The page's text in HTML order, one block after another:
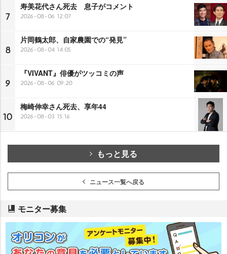
7
寿美花代さん死去 息子がコメント
2026-08-06 12:07
8
片岡鶴太郎、自家農園での“発見”
2026-08-04 14:05
9
『VIVANT』俳優がツッコミの声
2026-08-06 09:20
10
梅崎伸幸さん死去、享年44
2026-08-03 15:16
もっと見る
ニュース一覧へ戻る
モニター募集